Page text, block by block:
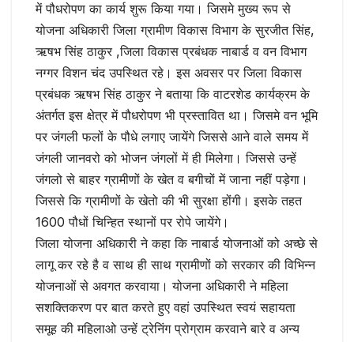
में पौधरोपण का कार्य शुरू किया गया। जिसमे मुख्य रूप से
योजना अधिकारी जिला ग्रामीण विकास विभाग के सुरजीत सिंह,
ऋषभ सिंह ठाकुर ,जिला विकास प्रबंधक नाबार्ड व वन विभाग
नग्गर विशन चंद उपस्थित रहे। इस अवसर पर जिला विकास
प्रबंधक ऋषभ सिंह ठाकुर ने बताया कि वाटरशेड कार्यक्रम के
अंतर्गत इस क्षेत्र में पौधरोपण भी प्रस्तावित था। जिसमे वन भूमि
पर जंगली फलों के पौधे लगाए जायेंगे जिससे आने वाले समय में
जंगली जानवरो को भोजन जंगलों में ही मिलेगा। जिससे उन्हें
जंगलो से बाहर ग्रामीणों के खेत व बगीचों में जाना नहीं पड़ेगा।
जिससे कि ग्रामीणों के खेतो की भी सुरक्षा होंगी। इसके तहत
1600 पौधों चिन्हित स्थानों पर रोपे जायेंगे।
जिला योजना अधिकारी ने कहा कि नाबार्ड योजनाओं को अच्छे से
लागू कर रहे है व साथ ही साथ ग्रामीणों को सरकार की विभिन्न
योजनाओं से अवगत करवाया। योजना अधिकारी ने महिला
सशक्तिकरण पर बात करते हुए वहां उपस्थित स्वयं सहायता
समूह की महिलाओ उन्हें ट्रेनिंग प्रोग्राम करवाने बारे व अन्य